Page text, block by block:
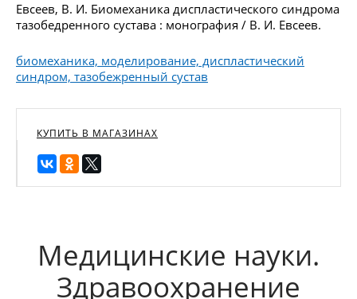
Евсеев, В. И. Биомеханика диспластического синдрома
тазобедренного сустава : монография / В. И. Евсеев.
биомеханика, моделирование, диспластический
синдром, тазобежренный сустав
КУПИТЬ В МАГАЗИНАХ
Медицинские науки.
Здравоохранение